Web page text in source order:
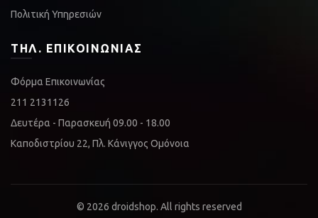
Πολιτική Υπηρεσιών
ΤΗΛ. ΕΠΙΚΟΙΝΩΝΊΑΣ
Φόρμα Επικοινωνίας
211 2131126
Δευτέρα - Παρασκευή 09.00 - 18.00
Καποδιστρίου 22, Πλ. Κάνιγγος Ομόνοια
© 2026 droidshop. All rights reserved